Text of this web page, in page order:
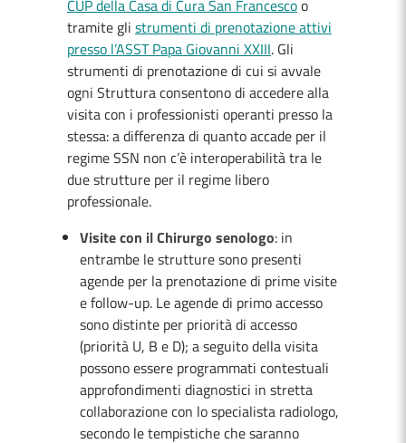
CUP della Casa di Cura San Francescoo
tramite gli strumenti di prenotazione attivi
presso l’ASST Papa Giovanni XXIII. Gli
strumenti di prenotazione di cui si avvale
ogni Struttura consentono di accedere alla
visita con i professionisti operanti presso la
stessa: a differenza di quanto accade per il
regime SSN non c’è interoperabilità tra le
due strutture per il regime libero
professionale.
Visite con il Chirurgo senologo: in
entrambe le strutture sono presenti
agende per la prenotazione di prime visite
e follow-up. Le agende di primo accesso
sono distinte per priorità di accesso
(priorità U, B e D); a seguito della visita
possono essere programmati contestuali
approfondimenti diagnostici in stretta
collaborazione con lo specialista radiologo,
secondo le tempistiche che saranno